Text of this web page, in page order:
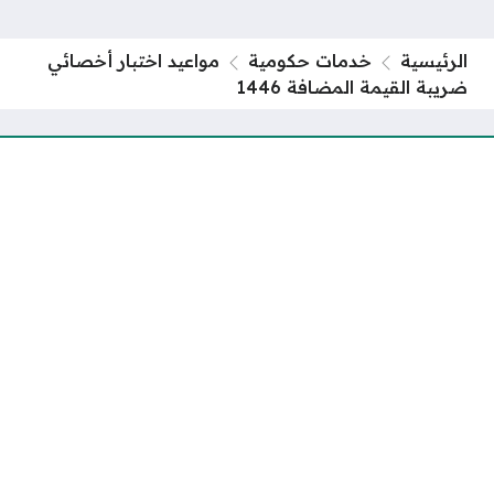
الرئيسية خدمات حكومية
مواعيد اختبار أخصائي
ضريبة القيمة المضافة 1446